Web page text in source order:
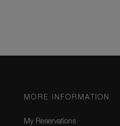
MORE INFORMATION
My Reservations